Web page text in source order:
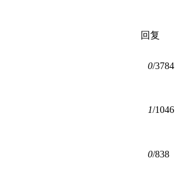
回复
0/3784
1/1046
0/838